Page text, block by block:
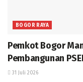
BOGOR RAYA
Pemkot Bogor
Pembangunan
31 Juli 2026